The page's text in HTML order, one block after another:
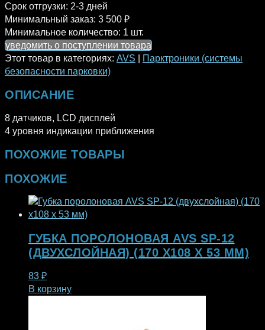
Срок отгрузки: 2-3 дней
Минимальный заказ: 3 500 ₽
Минимальное количество: 1 шт.
уведомить о поступлении товара
Этот товар в категориях: AVS
Парктроники (системы
безопасности парковки)
ОПИСАНИЕ
8 датчиков, LCD дисплей
4 уровня индикации приближения
ПОХОЖИЕ ТОВАРЫ
ПОХОЖИЕ
ГУБКА ПОРОЛОНОВАЯ AVS SP-12
(ДВУХСЛОЙНАЯ) (170 X108 X 53 ММ)
83 ₽
В корзину